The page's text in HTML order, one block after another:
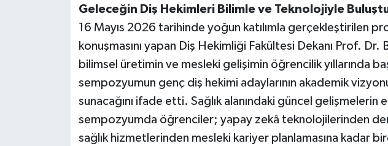
Geleceğin Diş Hekimleri Bilimle ve Teknolojiyle
16 Mayıs 2026 tarihinde yoğun katılımla gerçekleştirilen
konuşmasını yapan Diş Hekimliği Fakültesi Dekanı Prof. Dr.
bilimsel üretimin ve mesleki gelişimin öğrencilik yıllarında
sempozyumun genç diş hekimi adaylarının akademik
sunacağını ifade etti. Sağlık alanındaki güncel gelişmelerin
sempozyumda öğrenciler; yapay zekâ teknolojilerinden
sağlık hizmetlerinden mesleki kariyer planlamasına kadar